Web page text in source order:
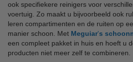
ook specifiekere reinigers voor
voertuig. Zo maakt u bijvoorbeeld ook
leren compartimenten en de ruiten op
manier schoon. Met Meguiar's
een compleet pakket in huis en hoeft u
producten niet meer zelf te combineren.